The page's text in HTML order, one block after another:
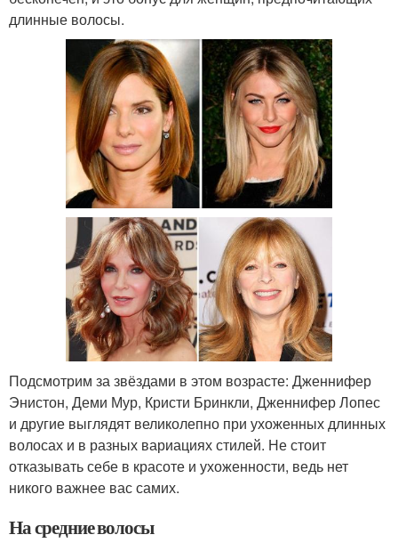
длинные волосы.
Подсмотрим за звёздами в этом возрасте: Дженнифер
Энистон, Деми Мур, Кристи Бринкли, Дженнифер Лопес
и другие выглядят великолепно при ухоженных длинных
волосах и в разных вариациях стилей. Не стоит
отказывать себе в красоте и ухоженности, ведь нет
никого важнее вас самих.
На средние волосы